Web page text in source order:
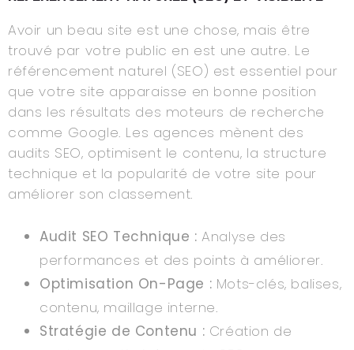
Avoir un beau site est une chose, mais être
trouvé par votre public en est une autre. Le
référencement naturel (SEO) est essentiel pour
que votre site apparaisse en bonne position
dans les résultats des moteurs de recherche
comme Google. Les agences mènent des
audits SEO, optimisent le contenu, la structure
technique et la popularité de votre site pour
améliorer son classement.
Audit SEO Technique : Analyse des
performances et des points à améliorer.
Optimisation On-Page : Mots-clés, balises,
contenu, maillage interne.
Stratégie de Contenu : Création de